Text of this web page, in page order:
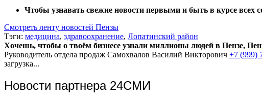
Чтобы узнавать свежие новости первыми и быть в курсе всех
Смотреть ленту новостей Пензы
Тэги: медицина, здравоохранение, Лопатинский район
Хочешь, чтобы о твоём бизнесе узнали миллионы людей в Пензе,
Руководитель отдела продаж Самохвалов Василий Викторович +7 (999)
загрузка...
Новости партнера 24СМИ